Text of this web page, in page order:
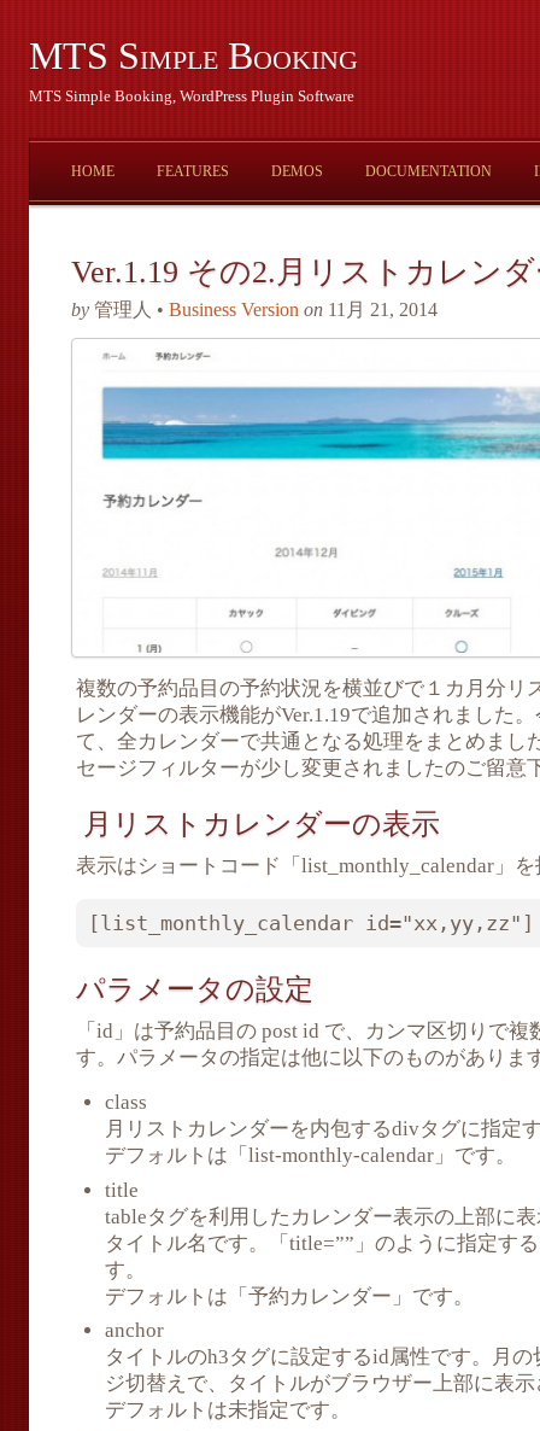
MTS Simple Booking
MTS Simple Booking, WordPress Plugin Software
HOME FEATURES DEMOS DOCUMENTATION
Ver.1.19 その2.月リストカレン
by 管理人 • Business Version on 11月 21, 2014
複数の予約品目の予約状況を横並びで１カ月分リ
レンダーの表示機能がVer.1.19で追加されました
て、全カレンダーで共通となる処理をまとめまし
セージフィルターが少し変更されましたのご留意
月リストカレンダーの表示
表示はショートコード「list_monthly_calendar」
[list_monthly_calendar id="xx,yy,zz"]
パラメータの設定
「id」は予約品目の post id で、カンマ区切りで
す。パラメータの指定は他に以下のものがありま
class
月リストカレンダーを内包するdivタグに指定
デフォルトは「list-monthly-calendar」です。
title
tableタグを利用したカレンダー表示の上部に
タイトル名です。「title=””」のように指定す
す。
デフォルトは「予約カレンダー」です。
anchor
タイトルのh3タグに設定するid属性です。月
ジ切替えで、タイトルがブラウザー上部に表
デフォルトは未指定です。